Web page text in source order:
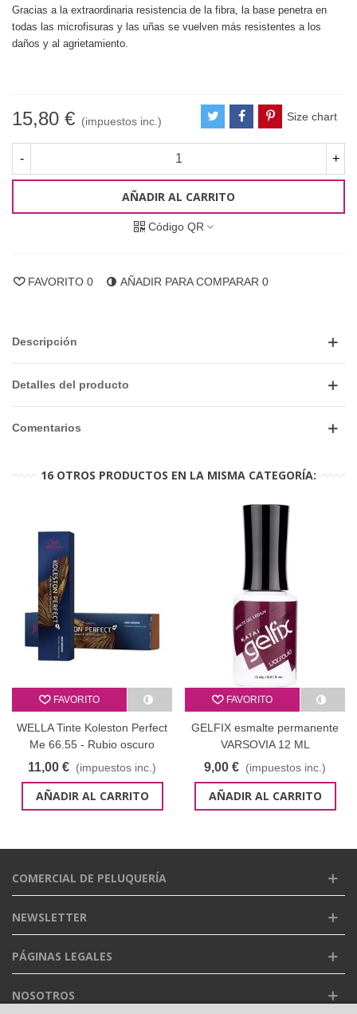
Gracias a la extraordinaria resistencia de la fibra, la base penetra en
todas las microfisuras y las uñas se vuelven más resistentes a los
daños y al agrietamiento.
15,80 € (impuestos inc.) Size chart
- +
AÑADIR AL CARRITO
Código QR
FAVORITO 0 AÑADIR PARA COMPARAR 0
Descripción
Detalles del producto
Comentarios
16 OTROS PRODUCTOS EN LA MISMA CATEGORÍA:
FAVORITO
WELLA Tinte Koleston Perfect
Me 66.55 - Rubio oscuro
intenso caoba intenso 60 ml
11,00 € (impuestos inc.)
AÑADIR AL CARRITO
FAVORITO
GELFIX esmalte permanente
VARSOVIA 12 ML
9,00 € (impuestos inc.)
AÑADIR AL CARRITO
COMERCIAL DE PELUQUERÍA
NEWSLETTER
PÁGINAS LEGALES
NOSOTROS